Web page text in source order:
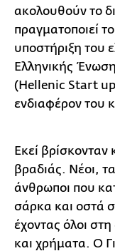
ακολουθούν το
πραγματοποιεί
υποστήριξη του
Ελληνικής
(Hellenic Start
ενδιαφέρον του
Εκεί βρίσκονταν
βραδιάς. Νέοι,
άνθρωποι που
σάρκα και οστά
έχοντας όλοι
και χρήματα. O